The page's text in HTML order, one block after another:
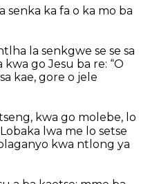
senka ka fa o ka mo ba
la senkgwe se se sa
go Jesu ba re: “O
kae, gore o jele
kwa go molebe, lo
lwa me lo setse
kwa ntlong ya